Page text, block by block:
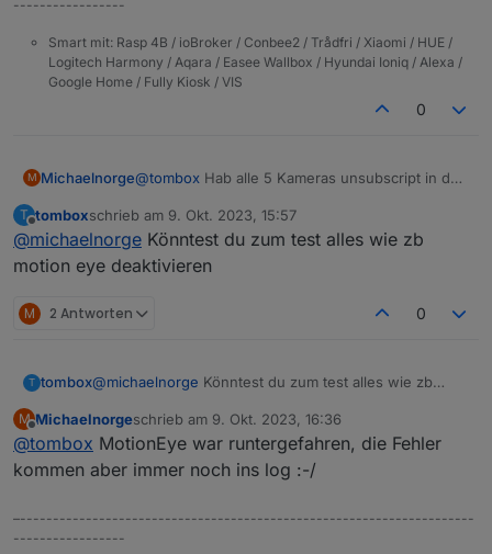
-----------------
Smart mit: Rasp 4B / ioBroker / Conbee2 / Trådfri / Xiaomi / HUE /
Logitech Harmony / Aqara / Easee Wallbox / Hyundai Ioniq / Alexa /
Google Home / Fully Kiosk / VIS
0
M Michaelnorge@tombox Hab alle 5 Kameras unsubscript in der
helfen, aber hat leider nix geholfen. Fehler
kommt weiterhin alle 5 Minuten: "uncaught
exception: callback.call is not a function".
Ich habe die Kameras eigentlich ganz normal am
laufen. Bei einer Kamera hab ich den
"privatsphärenmodus" aktiviert, aber sonst
die App, MotionEye holt die Bilder von der
Kamera und stellt sie ioBroker zur Vefügung.
Aber das macht ioBroker ja nicht auf den Punkt
T
Offline
tomboxschrieb am 9. Okt. 2023, 15:57
zuletzt editiert von
@michaelnorge Könntest du zum test alles wie zb
motion eye deaktivieren
M 2 Antworten 0
T tombox@michaelnorge Könntest du zum test alles wie zb
M
Offline
Michaelnorgeschrieb am 9. Okt. 2023, 16:36
zuletzt editiert von
@tombox MotionEye war runtergefahren, die Fehler
kommen aber immer noch ins log :-/
–---------------------------------------------------------------------
-----------------